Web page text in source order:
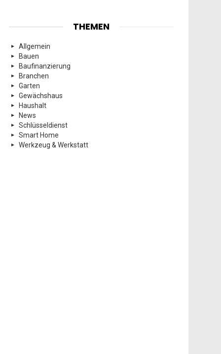
THEMEN
Allgemein
Bauen
Baufinanzierung
Branchen
Garten
Gewächshaus
Haushalt
News
Schlüsseldienst
Smart Home
Werkzeug & Werkstatt